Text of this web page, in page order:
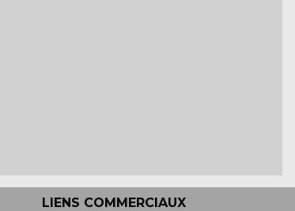
LIENS COMMERCIAUX